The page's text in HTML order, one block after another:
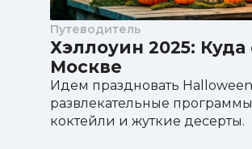
Путеводитель
Хэллоуин 2025: Куда
Москве
Идем праздновать
развлекательные
коктейли и жуткие десерты.